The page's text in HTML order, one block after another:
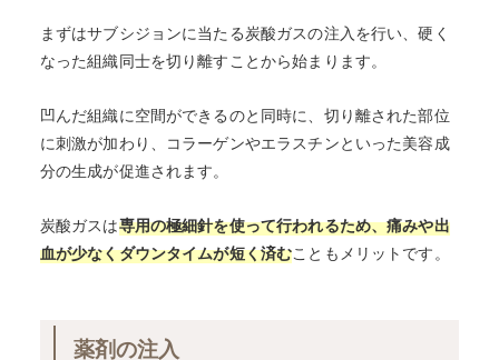
まずはサブシジョンに当たる炭酸ガスの注入を行い、硬く
なった組織同士を切り離すことから始まります。
凹んだ組織に空間ができるのと同時に、切り離された部位
に刺激が加わり、コラーゲンやエラスチンといった美容成
分の生成が促進されます。
炭酸ガスは専用の極細針を使って行われるため、痛みや出
血が少なくダウンタイムが短く済むこともメリットです。
薬剤の注入